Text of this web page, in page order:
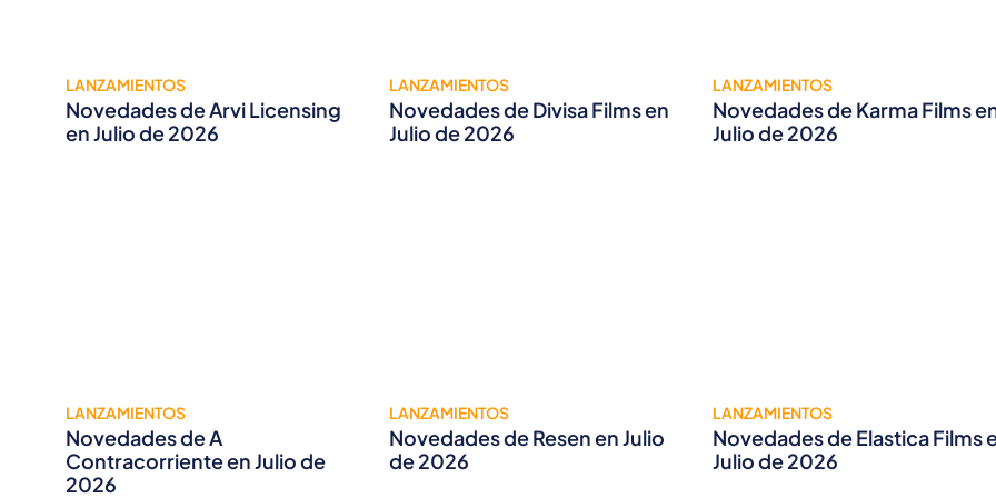
LANZAMIENTOS
Novedades de Arvi Licensing
en Julio de 2026
LANZAMIENTOS
Novedades de Divisa Films en
Julio de 2026
LANZAMIENTOS
Novedades de Karma Films
Julio de 2026
LANZAMIENTOS
Novedades de A
Contracorriente en Julio de
2026
LANZAMIENTOS
Novedades de Resen en Julio
de 2026
LANZAMIENTOS
Novedades de Elastica Films
Julio de 2026